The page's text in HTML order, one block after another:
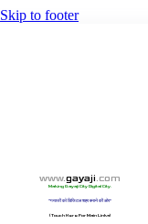
Skip to footer
www.gayaji.com
Making Gayaji City Digital City.
“गयाजी को डिजिटल शहर बनाने की ओर”
(Touch Here For Main Links)